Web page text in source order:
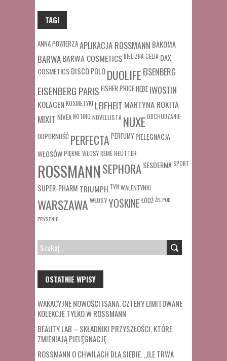
TAGI
ANNA POWIERZAAPLIKACJA ROSSMANN BAKOMA
BARWABARWA COSMETICSBIELIZNA CELIA DAX
COSMETICSDISCO POLODUOLIFE EISENBERG
EISENBERG PARIS FISHER PRICEHEBE IWOSTIN
KOLAGEN KOSMETYKI LEIFHEIT MARTYNA ROKITA
MIXIT NIVEANOTINO NOVELLISTA NUXEODCHUDZANIE
ODPORNOŚĆ PERFECTA PERFUMY PIELĘGNACJA
WŁOSÓWPIĘKNE WŁOSYREMÉREUTTER
ROSSMANNSEPHORASESDERMA SPORT
SUPER-PHARM TRIUMPH TVN WALENTYNKI
WARSZAWA WŁOSYYOSKINE ŁÓDŹŻEL POD
PRYSZNIC
SZUKAJ:
OSTATNIE WPISY
WAKACYJNE NOWOŚCI ISANA. CZTERY LIMITOWANE
KOLEKCJE TYLKO W ROSSMANN
BEAUTY LAB – SKŁADNIKI PRZYSZŁOŚCI, KTÓRE
ZMIENIAJĄ PIELĘGNACJĘ
ROSSMANN O CHWILACH DLA SIEBIE. „ILE TRWA